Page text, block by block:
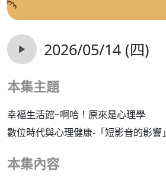
2026/05/14 (四)
本集主題
幸福生活館~啊哈！原來是心理學
數位時代與心理健康-「短影音的影響」
本集內容